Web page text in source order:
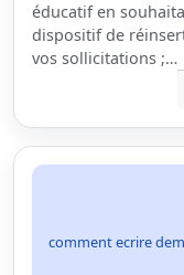
éducatif en
dispositif de
vos sollicitations ;…
comment ecrire